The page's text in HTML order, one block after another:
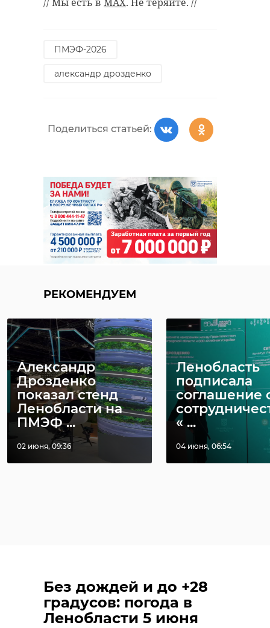
ПМЭФ-2026
александр дрозденко
Поделиться статьей:
РЕКОМЕНДУЕМ
Александр
Дрозденко
показал стенд
Ленобласти на
ПМЭФ ...
02 июня, 09:36
Ленобласть
подписала
соглашение
« ...
04 июня, 06:54
Без дождей и до +28
градусов: погода в
Ленобласти 5 июня